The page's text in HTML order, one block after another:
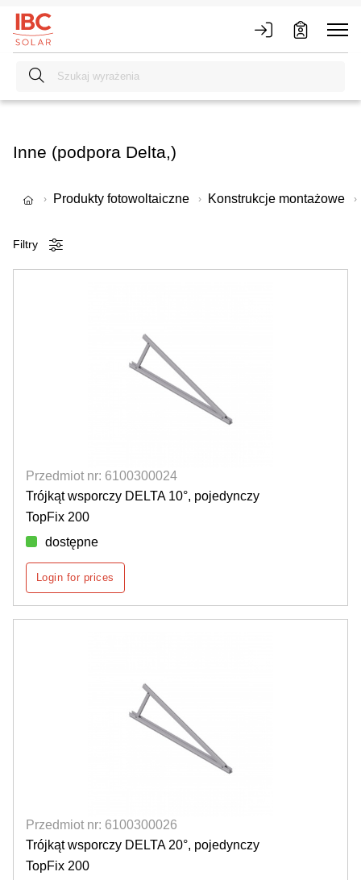
Inne (podpora Delta,)
Produkty fotowoltaiczne Konstrukcje montażowe
Filtry
Przedmiot nr: 6100300024
Trójkąt wsporczy DELTA 10°, pojedynczy
TopFix 200
dostępne
Login for prices
Przedmiot nr: 6100300026
Trójkąt wsporczy DELTA 20°, pojedynczy
TopFix 200